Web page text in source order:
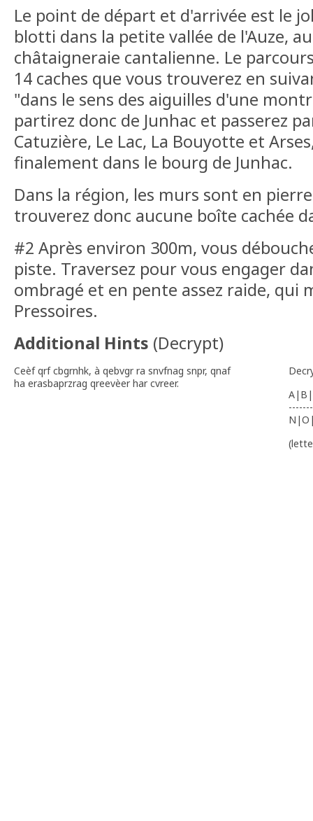
Le point de départ et d'arrivée est le
blotti dans la petite vallée de l'Auze,
châtaigneraie cantalienne. Le
14 caches que vous trouverez en
"dans le sens des aiguilles d'une
partirez donc de Junhac et passerez
Catuzière, Le Lac, La Bouyotte et
finalement dans le bourg de Junhac.
Dans la région, les murs sont en
trouverez donc aucune boîte cachée
#2 Après environ 300m, vous
piste. Traversez pour vous engager
ombragé et en pente assez raide, qui
Pressoires.
Additional Hints (Decrypt)
Ceèf qrf cbgrnhk, à qebvgr ra snvfnag snpr, qnaf
ha erasbaprzrag qreevèer har cvreer.